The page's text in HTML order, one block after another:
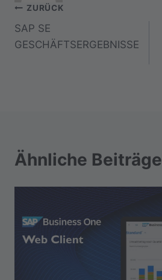
Beitragsnavigation
ZURÜCK
SAP SE
GESCHÄFTSERGEBNISSE
Ähnliche Beiträge